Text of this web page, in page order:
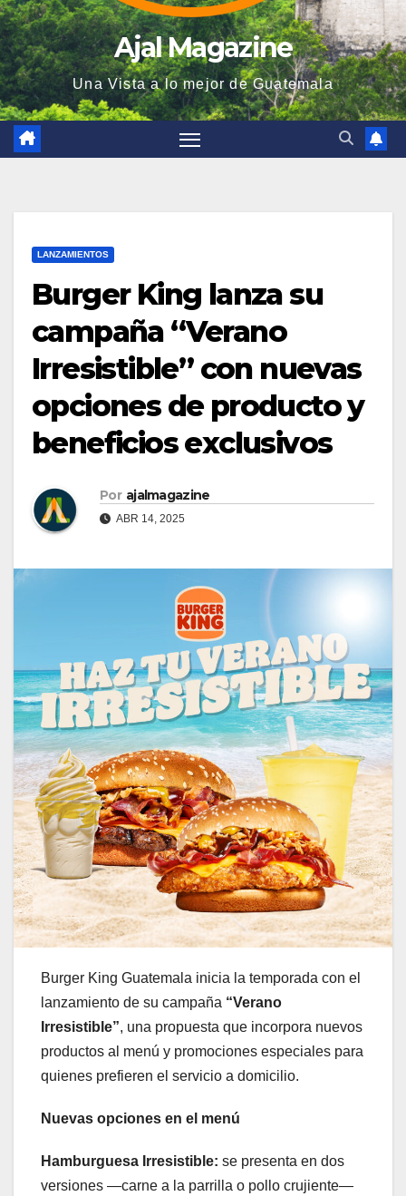
Ajal Magazine
Una Vista a lo mejor de Guatemala
LANZAMIENTOS
Burger King lanza su
campaña “Verano
Irresistible” con nuevas
opciones de producto y
beneficios exclusivos
Por ajalmagazine
ABR 14, 2025
Burger King Guatemala inicia la temporada con el
lanzamiento de su campaña “Verano
Irresistible”, una propuesta que incorpora nuevos
productos al menú y promociones especiales para
quienes prefieren el servicio a domicilio.
Nuevas opciones en el menú
Hamburguesa Irresistible: se presenta en dos
versiones —carne a la parrilla o pollo crujiente—